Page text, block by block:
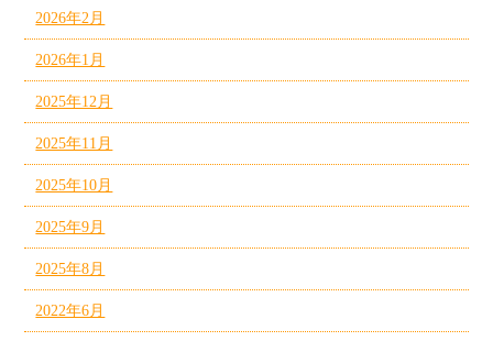
2026年2月
2026年1月
2025年12月
2025年11月
2025年10月
2025年9月
2025年8月
2022年6月